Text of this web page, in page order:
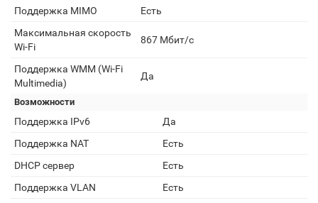
Поддержка MIMO
Есть
Максимальная скорость
Wi-Fi
867 Мбит/с
Поддержка WMM (Wi-Fi
Multimedia)
Да
Возможности
Поддержка IPv6
Да
Поддержка NAT
Есть
DHCP сервер
Есть
Поддержка VLAN
Есть